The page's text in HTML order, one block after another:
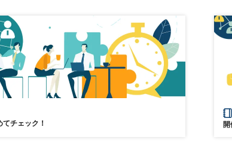
チェック！